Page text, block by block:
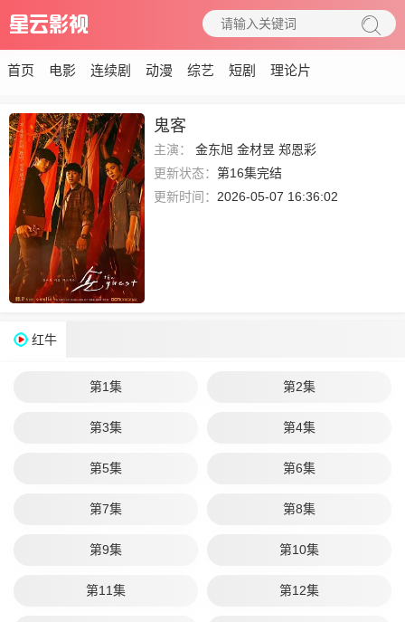
首页 电影 连续剧 动漫 综艺 短剧 理论片
鬼客
主演： 金东旭 金材昱 郑恩彩
更新状态： 第16集完结
更新时间： 2026-05-07 16:36:02
红牛
第1集 第2集
第3集 第4集
第5集 第6集
第7集 第8集
第9集 第10集
第11集 第12集